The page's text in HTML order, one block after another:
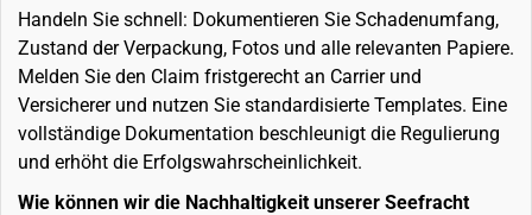
Handeln Sie schnell: Dokumentieren Sie Schadenumfang,
Zustand der Verpackung, Fotos und alle relevanten Papiere.
Melden Sie den Claim fristgerecht an Carrier und
Versicherer und nutzen Sie standardisierte Templates. Eine
vollständige Dokumentation beschleunigt die Regulierung
und erhöht die Erfolgswahrscheinlichkeit.
Wie können wir die Nachhaltigkeit unserer Seefracht